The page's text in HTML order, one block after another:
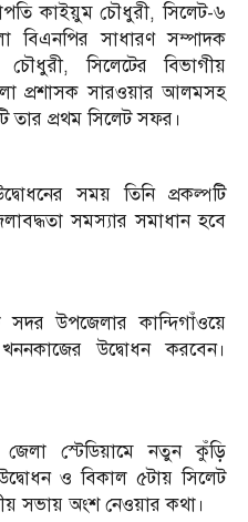
কাইয়ুম চৌধুরী, সিলেট-৬
সাধারণ সম্পাদক
সিলেটের বিভাগীয়
প্রশাসক সারওয়ার আলমসহ
তার প্রথম সিলেট সফর।
সময় তিনি প্রকল্পটি
সমস্যার সমাধান হবে
সদর উপজেলার কান্দিগাঁওয়ে
উদ্বোধন করবেন।
স্টেডিয়ামে নতুন কুঁড়ি
ও বিকাল ৫টায় সিলেট
সভায় অংশ নেওয়ার কথা।